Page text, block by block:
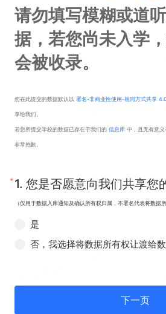
请勿填写模糊或道
据，若您尚未入学
会被收录。
您在此提交的数据默认以 署名-非商业性使用-相同方式共享
享给我们。
若您所提交学校的数据已存在于我们的 信息库 中，且无有意义
非常抱歉。
* 1. 您是否愿意向我们共享您
（仅用于数据入库通知及确认所有权归属，不署名代表将数据
是
否，我选择将数据所有权让渡给
下一页